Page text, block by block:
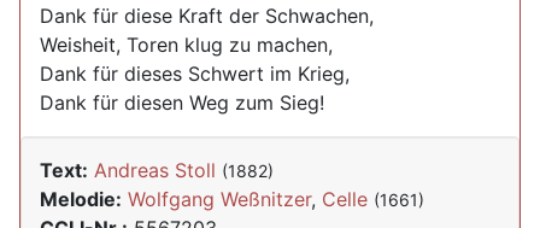
Dank für diese Kraft der Schwachen,
Weisheit, Toren klug zu machen,
Dank für dieses Schwert im Krieg,
Dank für diesen Weg zum Sieg!
Text: Andreas Stoll (1882)
Melodie: Wolfgang Weßnitzer, Celle (1661)